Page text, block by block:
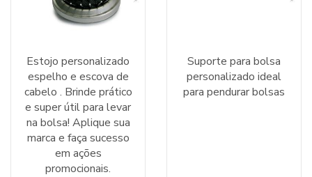
Estojo personalizado
espelho e escova de
cabelo . Brinde prático
e super útil para levar
na bolsa! Aplique sua
marca e faça sucesso
em ações
promocionais.
Suporte para bolsa
personalizado ideal
para pendurar bolsas